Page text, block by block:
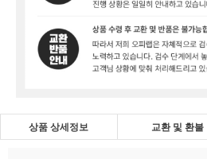
상품 상세정보 교환 및 환불